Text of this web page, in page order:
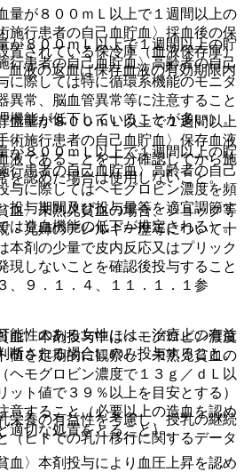
８００ｍＬ以上で１週間以上の貯
行患者の自己血貯血〉高齢者の自己
に際しては特に循環系機能のモニタ
異常、脳血管異常等に注意すること
機能が低下していることが多い）。
８００ｍＬ以上で１週間以上の貯
行患者の自己血貯血〉高齢者の自己
与に際してはヘモグロビン濃度を頻
投与期間及び投与量等を適宜調節す
は造血機能の低下が推定される）。
能性のある女性には、治療上の有益
断される場合にのみ投与すること。
栄養の有益性を考慮し、授乳の継続
（ヒトでの乳汁移行に関するデータ
が８００ｍＬ以上で１週間以上の
施行患者の自己血貯血〉採血後の保
置されている保冷庫（血液保存庫）
液の返血は保存血液の有効期限内
量が８００ｍＬ以上で１週間以上
術施行患者の自己血貯血〉保存血液
液であることを十分確認してから施
を認めた場合は使用しないこと。
〉未熟児貧血の場合、ショック等
・兄姉のアレルギー歴等について十
本剤の少量で皮内反応又はプリック
現しないことを確認後投与すること
、９．１．４、１１．１．１参
〉本剤投与中はヘモグロビン濃度
値を定期的に観察し、未熟児貧血の
ヘモグロビン濃度で１３ｇ／ｄＬ以
ット値で３９％以上を目安とする）
意すること（必要以上の造血を認め
適切な処置をとること）。
〉本剤投与により血圧上昇を認め